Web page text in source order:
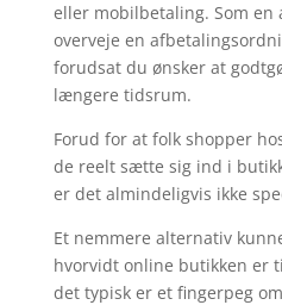
eller mobilbetaling. Som en
overveje en
forudsat du ønsker at
længere tidsrum.
Forud for at folk shopper
de reelt sætte sig ind i
er det almindeligvis ikke
Et nemmere alternativ
hvorvidt online butikken er
det typisk er et fingerpeg